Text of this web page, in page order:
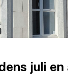
juli en